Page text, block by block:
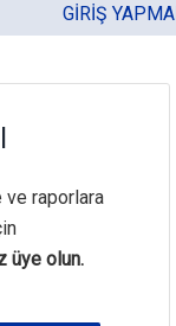
GIRIŞ
ve raporlara
üye olun.